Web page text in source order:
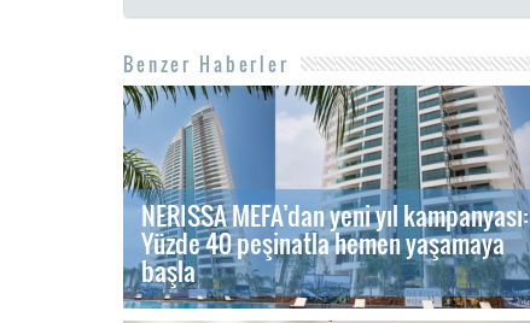
Benzer Haberler
NERISSA MEFA’dan yeni yıl kampanyası:
Yüzde 40 peşinatla hemen yaşamaya
başla